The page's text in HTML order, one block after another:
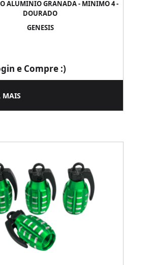
ALUMINIO GRANADA - MINIMO 4 -
DOURADO
GENESIS
e Compre :)
MAIS